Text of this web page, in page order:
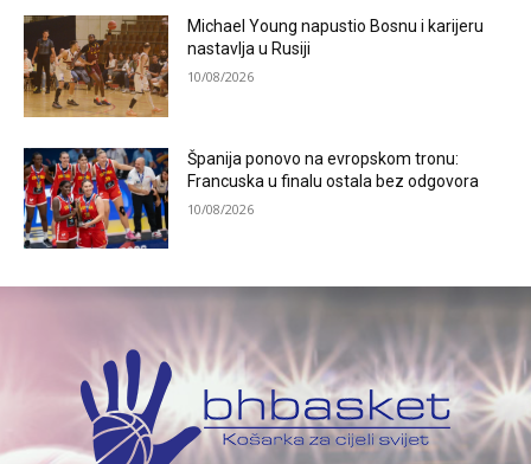
Michael Young napustio Bosnu i karijeru
nastavlja u Rusiji
10/08/2026
Španija ponovo na evropskom tronu:
Francuska u finalu ostala bez odgovora
10/08/2026